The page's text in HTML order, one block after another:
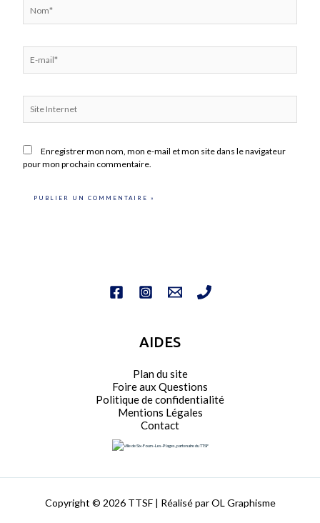
mail*
Internet
Enregistrer mon nom, mon e-mail et mon site dans le navigateur
pour mon prochain commentaire.
AIDES
Plan du site
Foire aux Questions
Politique de confidentialité
Mentions Légales
Contact
Copyright © 2026 TTSF | Réalisé par OL Graphisme